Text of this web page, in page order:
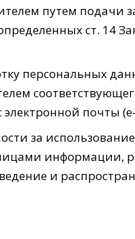
путем подачи
ст. 14
персональных
почты
за
информации,
и